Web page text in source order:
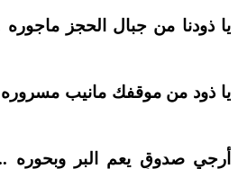
يا ذودنا من جبال الحجز
يا ذود من موقفك مانيب
أرجي صدوقٍ يعم البر وبحوره ..